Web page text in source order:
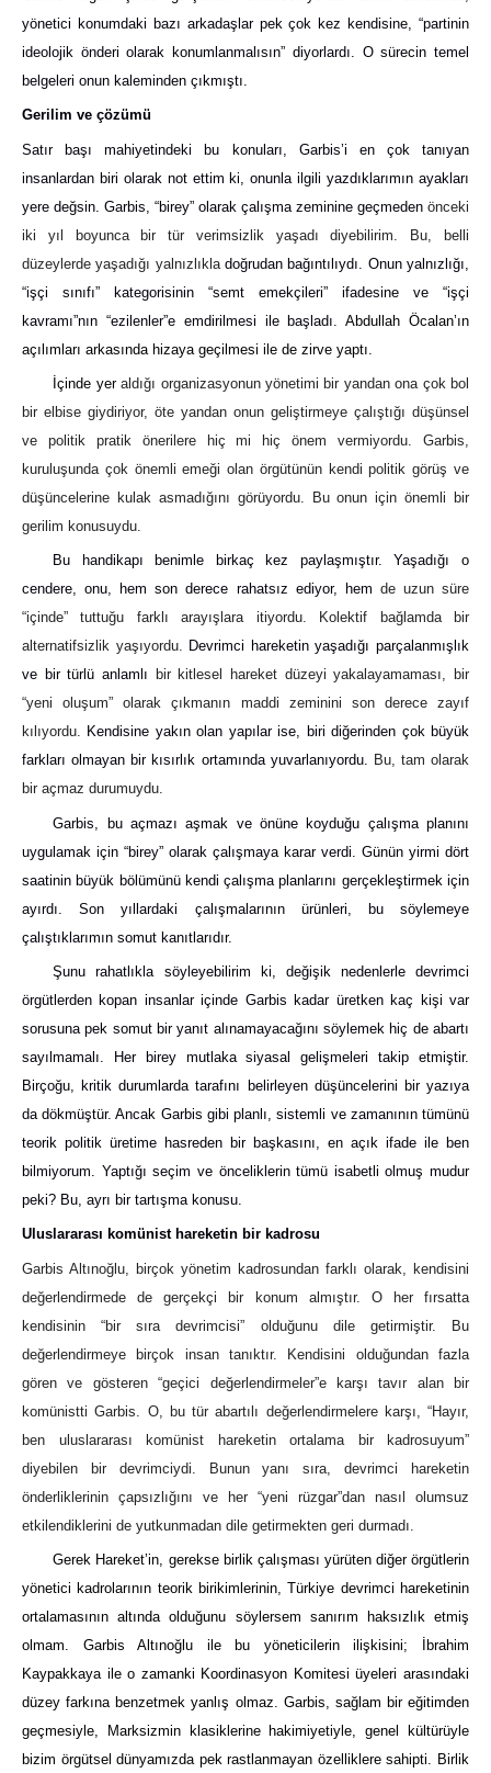
yönetici konumdaki bazı arkadaşlar pek çok kez kendisine, “partinin
ideolojik önderi olarak konumlanmalısın” diyorlardı. O sürecin temel
belgeleri onun kaleminden çıkmıştı.
Gerilim ve çözümü
Satır başı mahiyetindeki bu konuları, Garbis’i en çok tanıyan
insanlardan biri olarak not ettim ki, onunla ilgili yazdıklarımın ayakları
yere değsin. Garbis, “birey” olarak çalışma zeminine geçmeden önceki
iki yıl boyunca bir tür verimsizlik yaşadı diyebilirim. Bu, belli
düzeylerde yaşadığı yalnızlıkladoğrudan bağıntılıydı. Onun yalnızlığı,
“işçi sınıfı” kategorisinin “semt emekçileri” ifadesine ve “işçi
kavramı”nın “ezilenler”e emdirilmesi ile başladı.Abdullah Öcalan’ın
açılımları arkasında hizaya geçilmesi ile de zirve yaptı.
İçinde yeraldığı organizasyonun yönetimi bir yandan ona çok bol
bir elbise giydiriyor, öte yandan onun geliştirmeye çalıştığı düşünsel
ve politik pratik önerilere hiç mi hiç önem vermiyordu. Garbis,
kuruluşunda çok önemli emeği olan örgütünün kendi politik görüş ve
düşüncelerine kulak asmadığını görüyordu. Bu onun için önemli bir
gerilim konusuydu.
Bu handikapı benimle birkaç kez paylaşmıştır. Yaşadığı o
cendere, onu, hem son derece rahatsız ediyor, hem de uzun süre
“içinde” tuttuğu farklı arayışlara itiyordu. Kolektif bağlamda bir
alternatifsizlik yaşıyordu. Devrimci hareketin yaşadığı parçalanmışlık
ve bir türlü anlamlı
bir kitlesel hareket düzeyi yakalayamaması, bir
“yeni oluşum” olarak çıkmanın maddi zeminini son derece zayıf
kılıyordu. Kendisine yakın olan yapılar ise, biri diğerinden çok büyük
farkları olmayan bir kısırlık ortamında yuvarlanıyordu. Bu, tam olarak
bir açmaz durumuydu.
Garbis, bu açmazı aşmak ve önüne koyduğu çalışma planını
uygulamak için “birey” olarak çalışmaya karar verdi. Günün yirmi dört
saatinin büyük bölümünü kendi çalışma planlarını gerçekleştirmek için
ayırdı. Son yıllardaki çalışmalarının ürünleri, bu söylemeye
çalıştıklarımın somut kanıtlarıdır.
Şunu rahatlıkla söyleyebilirim ki, değişik nedenlerle devrimci
örgütlerden kopan insanlar içinde Garbis kadar üretken kaç kişi var
sorusuna pek somut bir yanıt alınamayacağını söylemek hiç de abartı
sayılmamalı. Her birey mutlaka siyasal gelişmeleri takip etmiştir.
Birçoğu, kritik durumlarda tarafını belirleyen düşüncelerini bir yazıya
da dökmüştür. Ancak Garbis gibi planlı, sistemli ve zamanının tümünü
teorik politik üretime hasreden bir başkasını, en açık ifade ile ben
bilmiyorum. Yaptığı seçim ve önceliklerin tümü isabetli olmuş mudur
peki? Bu, ayrı bir tartışma konusu.
Uluslararası komünist hareketin bir kadrosu
Garbis Altınoğlu, birçok yönetim kadrosundan farklı olarak, kendisini
değerlendirmede de gerçekçi bir konum almıştır. O her fırsatta
kendisinin “bir sıra devrimcisi” olduğunu dile getirmiştir. Bu
değerlendirmeye birçok insan tanıktır. Kendisini olduğundan fazla
gören ve gösteren “geçici değerlendirmeler”e karşı tavır alan bir
komünistti Garbis. O, bu tür abartılı değerlendirmelere karşı, “Hayır,
ben uluslararası komünist hareketin ortalama bir kadrosuyum”
diyebilen bir devrimciydi. Bunun yanı sıra, devrimci hareketin
önderliklerinin çapsızlığını ve her “yeni rüzgar”dan nasıl olumsuz
etkilendiklerini de yutkunmadan dile getirmekten geri durmadı.
Gerek Hareket’in, gerekse birlik çalışması yürüten diğer örgütlerin
yönetici kadrolarının teorik birikimlerinin, Türkiye devrimci hareketinin
ortalamasının altında olduğunu söylersem sanırım haksızlık etmiş
olmam. Garbis Altınoğlu ile bu yöneticilerin ilişkisini; İbrahim
Kaypakkaya ile o zamanki Koordinasyon Komitesi üyeleri arasındaki
düzey farkına benzetmek yanlış olmaz. Garbis, sağlam bir eğitimden
geçmesiyle, Marksizmin klasiklerine hakimiyetiyle, genel kültürüyle
bizim örgütsel dünyamızda pek rastlanmayan özelliklere sahipti. Birlik